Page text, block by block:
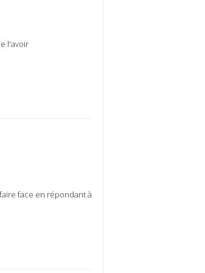
l'avoir
face en répondant à